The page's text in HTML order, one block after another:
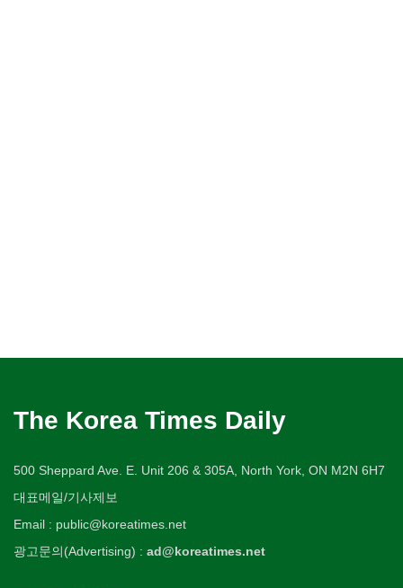
The Korea Times Daily
500 Sheppard Ave. E. Unit 206 & 305A, North York, ON M2N 6H7
대표메일/기사제보
Email : public@koreatimes.net
광고문의(Advertising) : ad@koreatimes.net